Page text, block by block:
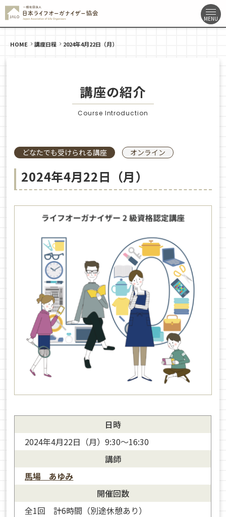
HOME 講座日程 2024年4月22日（月）
講座の紹介
Course Introduction
どなたでも受けられる講座 オンライン
2024年4月22日（月）
日時
2024年4月22日（月）9:30～16:30
講師
馬場 あゆみ
開催回数
全1回 計6時間（別途休憩あり）